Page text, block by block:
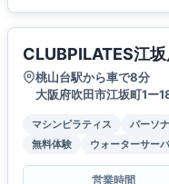
CLUBPILATES江
桃山台駅から車で8分
大阪府吹田市江坂町1ー
マシンピラティス パーソ
無料体験
ウォーターサー
営業時間